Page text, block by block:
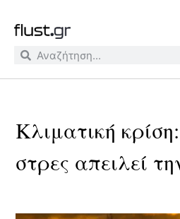
Κλιματική
στρες απειλεί